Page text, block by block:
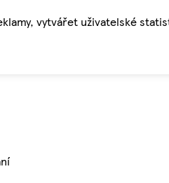
vytvářet uživatelské